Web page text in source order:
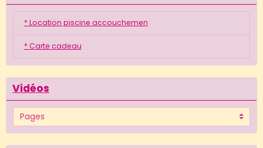
* Location piscine accouchemen
* Carte cadeau
Vidéos